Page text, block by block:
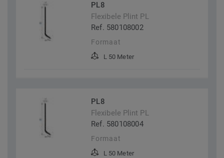
PL8
Flexibele Plint PL
Ref. 580108002
Formaat
L 50 Meter
PL8
Flexibele Plint PL
Ref. 580108004
Formaat
L 50 Meter